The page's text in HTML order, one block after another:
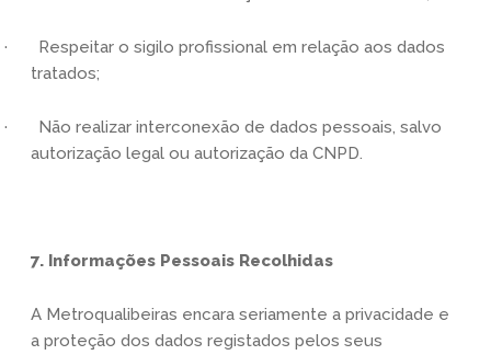
· Respeitar o sigilo profissional em relação aos dados
tratados;
· Não realizar interconexão de dados pessoais, salvo
autorização legal ou autorização da CNPD.
7. Informações Pessoais Recolhidas
A Metroqualibeiras encara seriamente a privacidade e
a proteção dos dados registados pelos seus